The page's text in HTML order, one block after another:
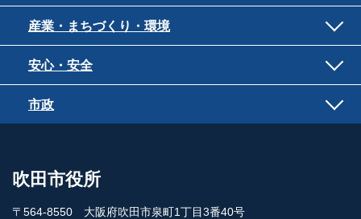
産業・まちづくり・環境
安心・安全
市政
吹田市役所
〒564-8550 大阪府吹田市泉町1丁目3番40号